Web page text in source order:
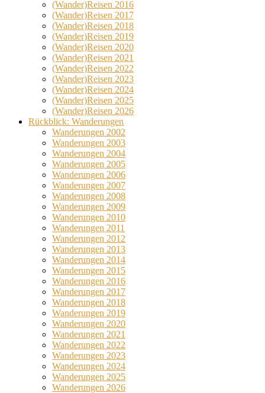
(Wander)Reisen 2016
(Wander)Reisen 2017
(Wander)Reisen 2018
(Wander)Reisen 2019
(Wander)Reisen 2020
(Wander)Reisen 2021
(Wander)Reisen 2022
(Wander)Reisen 2023
(Wander)Reisen 2024
(Wander)Reisen 2025
(Wander)Reisen 2026
Rückblick: Wanderungen
Wanderungen 2002
Wanderungen 2003
Wanderungen 2004
Wanderungen 2005
Wanderungen 2006
Wanderungen 2007
Wanderungen 2008
Wanderungen 2009
Wanderungen 2010
Wanderungen 2011
Wanderungen 2012
Wanderungen 2013
Wanderungen 2014
Wanderungen 2015
Wanderungen 2016
Wanderungen 2017
Wanderungen 2018
Wanderungen 2019
Wanderungen 2020
Wanderungen 2021
Wanderungen 2022
Wanderungen 2023
Wanderungen 2024
Wanderungen 2025
Wanderungen 2026